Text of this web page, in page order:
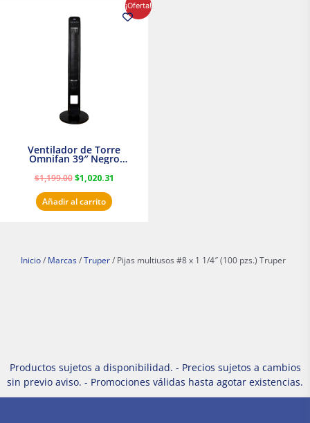
¡Oferta!
Ventilador de Torre
Omnifan 39″ Negro
$1,199.00
original
era:
$1,020.31
precio
actual
Añadir al carrito
Inicio / Marcas / Truper / Pijas multiusos #8 x 1 1/4″ (100 pzs.) Truper
Productos sujetos a disponibilidad. - Precios sujetos a cambios
sin previo aviso. - Promociones válidas hasta agotar existencias.